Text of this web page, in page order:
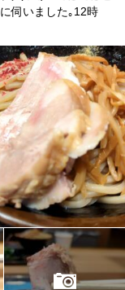
伺いました｡12時